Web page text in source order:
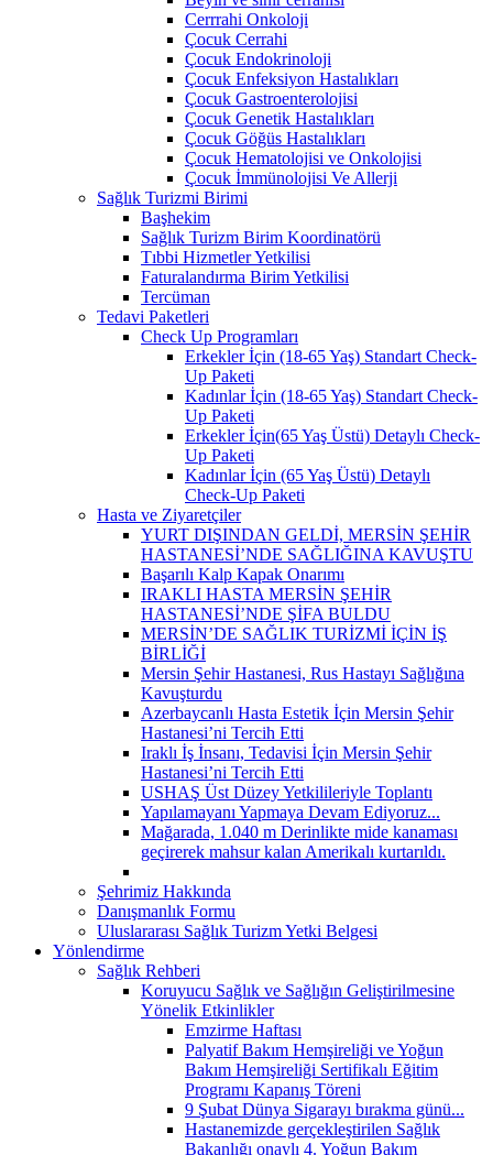
Cerrrahi Onkoloji
Çocuk Cerrahi
Çocuk Endokrinoloji
Çocuk Enfeksiyon Hastalıkları
Çocuk Gastroenterolojisi
Çocuk Genetik Hastalıkları
Çocuk Göğüs Hastalıkları
Çocuk Hematolojisi ve Onkolojisi
Çocuk İmmünolojisi Ve Allerji
Sağlık Turizmi Birimi
Başhekim
Sağlık Turizm Birim Koordinatörü
Tıbbi Hizmetler Yetkilisi
Faturalandırma Birim Yetkilisi
Tercüman
Tedavi Paketleri
Check Up Programları
Erkekler İçin (18-65 Yaş) Standart Check-
Up Paketi
Kadınlar İçin (18-65 Yaş) Standart Check-
Up Paketi
Erkekler İçin(65 Yaş Üstü) Detaylı Check-
Up Paketi
Kadınlar İçin (65 Yaş Üstü) Detaylı
Check-Up Paketi
Hasta ve Ziyaretçiler
YURT DIŞINDAN GELDİ, MERSİN ŞEHİR
HASTANESİ’NDE SAĞLIĞINA KAVUŞTU
Başarılı Kalp Kapak Onarımı
IRAKLI HASTA MERSİN ŞEHİR
HASTANESİ’NDE ŞİFA BULDU
MERSİN’DE SAĞLIK TURİZMİ İÇİN İŞ
BİRLİĞİ
Mersin Şehir Hastanesi, Rus Hastayı Sağlığına
Kavuşturdu
Azerbaycanlı Hasta Estetik İçin Mersin Şehir
Hastanesi’ni Tercih Etti
Iraklı İş İnsanı, Tedavisi İçin Mersin Şehir
Hastanesi’ni Tercih Etti
USHAŞ Üst Düzey Yetkilileriyle Toplantı
Yapılamayanı Yapmaya Devam Ediyoruz...
Mağarada, 1.040 m Derinlikte mide kanaması
geçirerek mahsur kalan Amerikalı kurtarıldı.
Şehrimiz Hakkında
Danışmanlık Formu
Uluslararası Sağlık Turizm Yetki Belgesi
Yönlendirme
Sağlık Rehberi
Koruyucu Sağlık ve Sağlığın Geliştirilmesine
Yönelik Etkinlikler
Emzirme Haftası
Palyatif Bakım Hemşireliği ve Yoğun
Bakım Hemşireliği Sertifikalı Eğitim
Programı Kapanış Töreni
9 Şubat Dünya Sigarayı bırakma günü...
Hastanemizde gerçekleştirilen Sağlık
Bakanlığı onaylı 4. Yoğun Bakım